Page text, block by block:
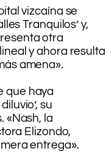
vizcaína se
Tranquilos’ y,
otra
y ahora resulta
amena».
que haya
su
«Nash, la
Elizondo,
entrega».